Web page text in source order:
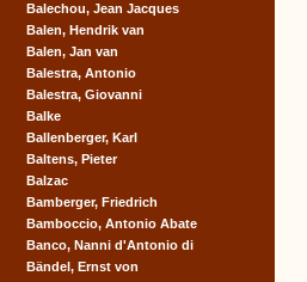
Balechou, Jean Jacques
Balen, Hendrik van
Balen, Jan van
Balestra, Antonio
Balestra, Giovanni
Balke
Ballenberger, Karl
Baltens, Pieter
Balzac
Bamberger, Friedrich
Bamboccio, Antonio Abate
Banco, Nanni d'Antonio di
Bändel, Ernst von